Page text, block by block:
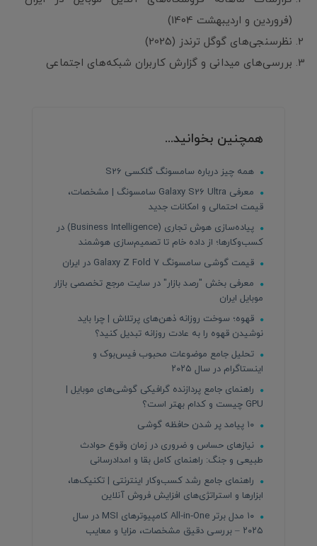
(فروردین و اردیبهشت 1404)
نظرسنجی‌های گوگل ترندز (2025)
بررسی‌های میدانی و گزارش کاربران شبکه‌های اجتماعی
همچنین بخوانید...
همه چیز درباره سامسونگ گلکسی S26
معرفی Galaxy S26 Ultra سامسونگ | مشخصات،
قیمت احتمالی و امکانات جدید
پیاده‌سازی هوش تجاری (Business Intelligence) در
کسب‌وکارها؛ از داده خام تا تصمیم‌سازی هوشمند
قیمت گوشی سامسونگ Galaxy Z Fold 7 در ایران
معرفی بخش "رصد بازار" در سایت مرجع تخصصی بازار
موبایل ایران
قهوه؛ سوخت روزانه ذهن‌های پرتلاش | چرا باید
نوشیدن قهوه را به عادت روزانه تبدیل کنید؟
تحلیل جامع موضوعات محبوب فیس‌بوک و
اینستاگرام در سال ۲۰۲۵
راهنمای جامع پردازنده‌ گرافیکی گوشی‌های موبایل |
GPU چیست و کدام بهتر است؟
نیازهای حساس و ضروری در زمان وقوع حوادث
طبیعی و جنگ: راهنمای کامل بقا و امدادرسانی
راهنمای جامع رشد کسب‌وکار اینترنتی | تکنیک‌ها،
ابزارها و استراتژی‌های افزایش فروش آنلاین
۱۰ مدل برتر All‑in‑One کامپیوترهای MSI در سال
۲۰۲۵ – بررسی دقیق مشخصات، مزایا و معایب